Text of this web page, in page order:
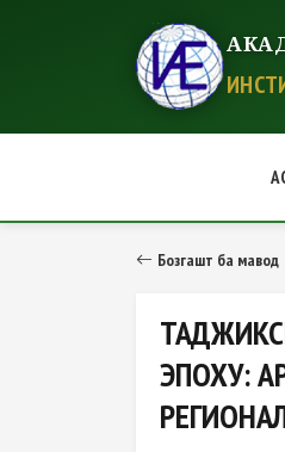
ТАДЖИКСКО-Бозгашт ба мавод
ЭПОХУ: